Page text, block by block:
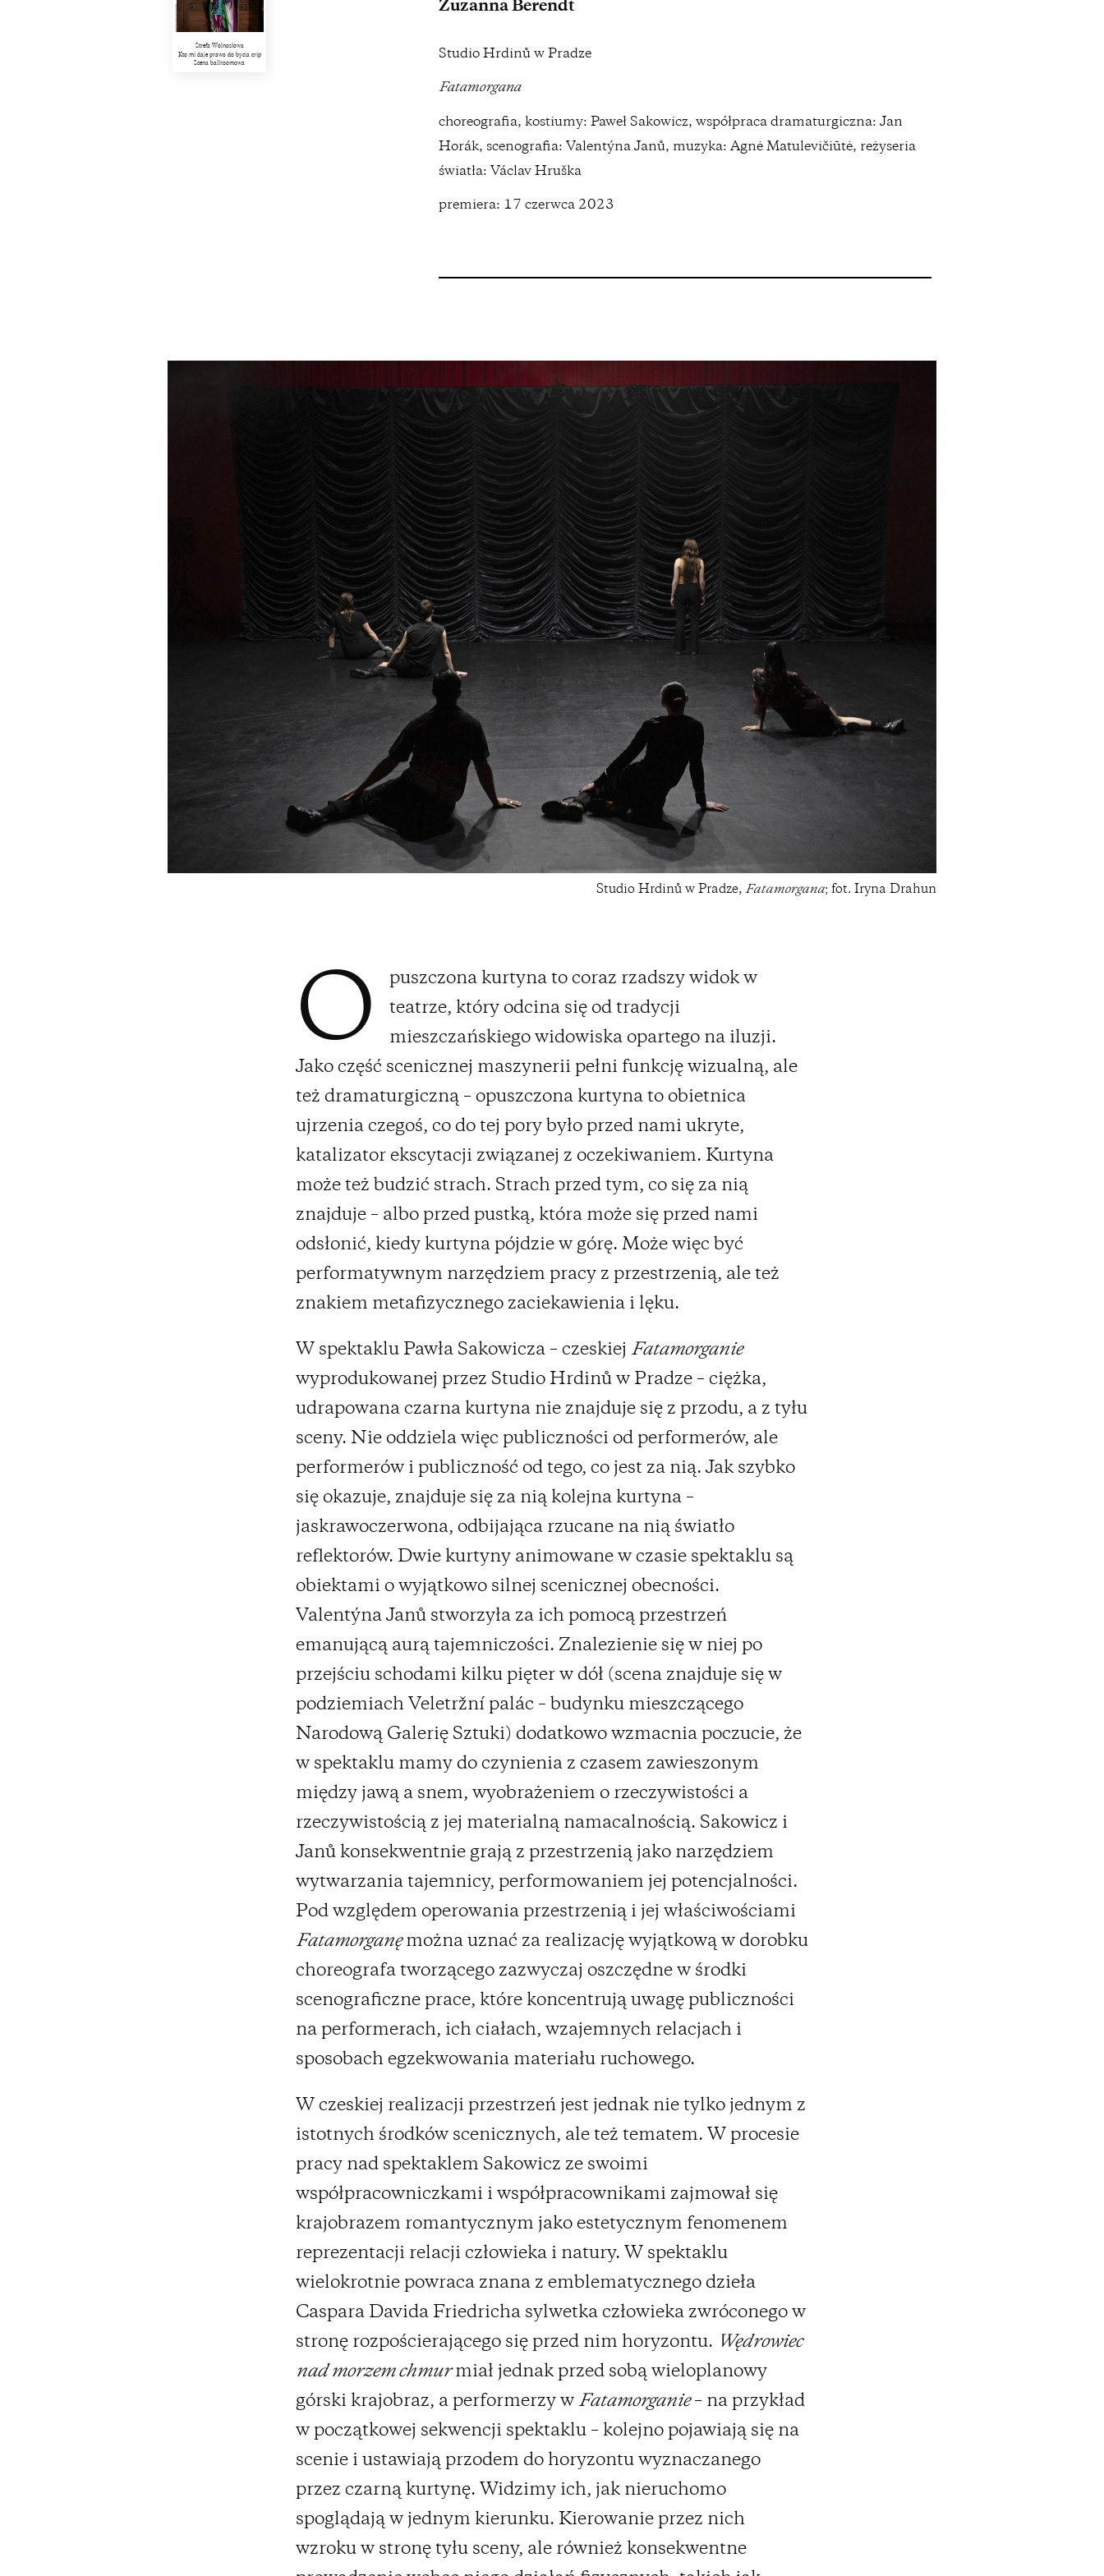
Strefa Wolnosłowa
Kto mi daje prawo do bycia crip
Scena ballroomowa
Zuzanna Berendt
Studio Hrdinů w Pradze
Fatamorgana
choreografia, kostiumy: Paweł Sakowicz, współpraca dramaturgiczna: Jan
Horák, scenografia: Valentýna Janů, muzyka: Agnė Matulevičiūtė, reżyseria
światła: Václav Hruška
premiera: 17 czerwca 2023
Studio Hrdinů w Pradze, Fatamorgana; fot. Iryna Drahun
O
puszczona kurtyna to coraz rzadszy widok w
teatrze, który odcina się od tradycji
mieszczańskiego widowiska opartego na iluzji.
Jako część scenicznej maszynerii pełni funkcję wizualną, ale
też dramaturgiczną – opuszczona kurtyna to obietnica
ujrzenia czegoś, co do tej pory było przed nami ukryte,
katalizator ekscytacji związanej z oczekiwaniem. Kurtyna
może też budzić strach. Strach przed tym, co się za nią
znajduje – albo przed pustką, która może się przed nami
odsłonić, kiedy kurtyna pójdzie w górę. Może więc być
performatywnym narzędziem pracy z przestrzenią, ale też
znakiem metafizycznego zaciekawienia i lęku.
W spektaklu Pawła Sakowicza – czeskiej Fatamorganie
wyprodukowanej przez Studio Hrdinů w Pradze – ciężka,
udrapowana czarna kurtyna nie znajduje się z przodu, a z tyłu
sceny. Nie oddziela więc publiczności od performerów, ale
performerów i publiczność od tego, co jest za nią. Jak szybko
się okazuje, znajduje się za nią kolejna kurtyna –
jaskrawoczerwona, odbijająca rzucane na nią światło
reflektorów. Dwie kurtyny animowane w czasie spektaklu są
obiektami o wyjątkowo silnej scenicznej obecności.
Valentýna Janů stworzyła za ich pomocą przestrzeń
emanującą aurą tajemniczości. Znalezienie się w niej po
przejściu schodami kilku pięter w dół (scena znajduje się w
podziemiach Veletržní palác – budynku mieszczącego
Narodową Galerię Sztuki) dodatkowo wzmacnia poczucie, że
w spektaklu mamy do czynienia z czasem zawieszonym
między jawą a snem, wyobrażeniem o rzeczywistości a
rzeczywistością z jej materialną namacalnością. Sakowicz i
Janů konsekwentnie grają z przestrzenią jako narzędziem
wytwarzania tajemnicy, performowaniem jej potencjalności.
Pod względem operowania przestrzenią i jej właściwościami
Fatamorganęmożna uznać za realizację wyjątkową w dorobku
choreografa tworzącego zazwyczaj oszczędne w środki
scenograficzne prace, które koncentrują uwagę publiczności
na performerach, ich ciałach, wzajemnych relacjach i
sposobach egzekwowania materiału ruchowego.
W czeskiej realizacji przestrzeń jest jednak nie tylko jednym z
istotnych środków scenicznych, ale też tematem. W procesie
pracy nad spektaklem Sakowicz ze swoimi
współpracowniczkami i współpracownikami zajmował się
krajobrazem romantycznym jako estetycznym fenomenem
reprezentacji relacji człowieka i natury. W spektaklu
wielokrotnie powraca znana z emblematycznego dzieła
Caspara Davida Friedricha sylwetka człowieka zwróconego w
stronę rozpościerającego się przed nim horyzontu. Wędrowiec
nad morzem chmurmiał jednak przed sobą wieloplanowy
górski krajobraz, a performerzy w Fatamorganie– na przykład
w początkowej sekwencji spektaklu – kolejno pojawiają się na
scenie i ustawiają przodem do horyzontu wyznaczanego
przez czarną kurtynę. Widzimy ich, jak nieruchomo
spoglądają w jednym kierunku. Kierowanie przez nich
wzroku w stronę tyłu sceny, ale również konsekwentne